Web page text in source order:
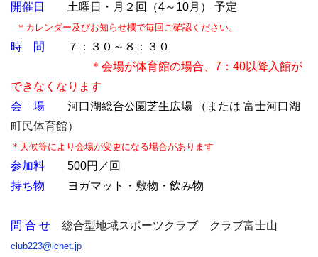
開催日 土曜日・月２回（4～10月） 予定
＊ カレンダー及びお知らせ欄で毎回ご確認ください。
時 間
７：３０～８：３０
＊会場が体育館の場合、7：40以降入館が
できなくなります
会 場 河口湖総合公園芝生広場 （または 富士河口湖
町民体育館）
＊天候等により会場が変更になる場合があります
参加料 500円／回
持ち物
ヨガマット・敷物・飲み物
問 合 せ 総合型地域スポーツクラブ クラブ富士山
club223@lcnet.jp